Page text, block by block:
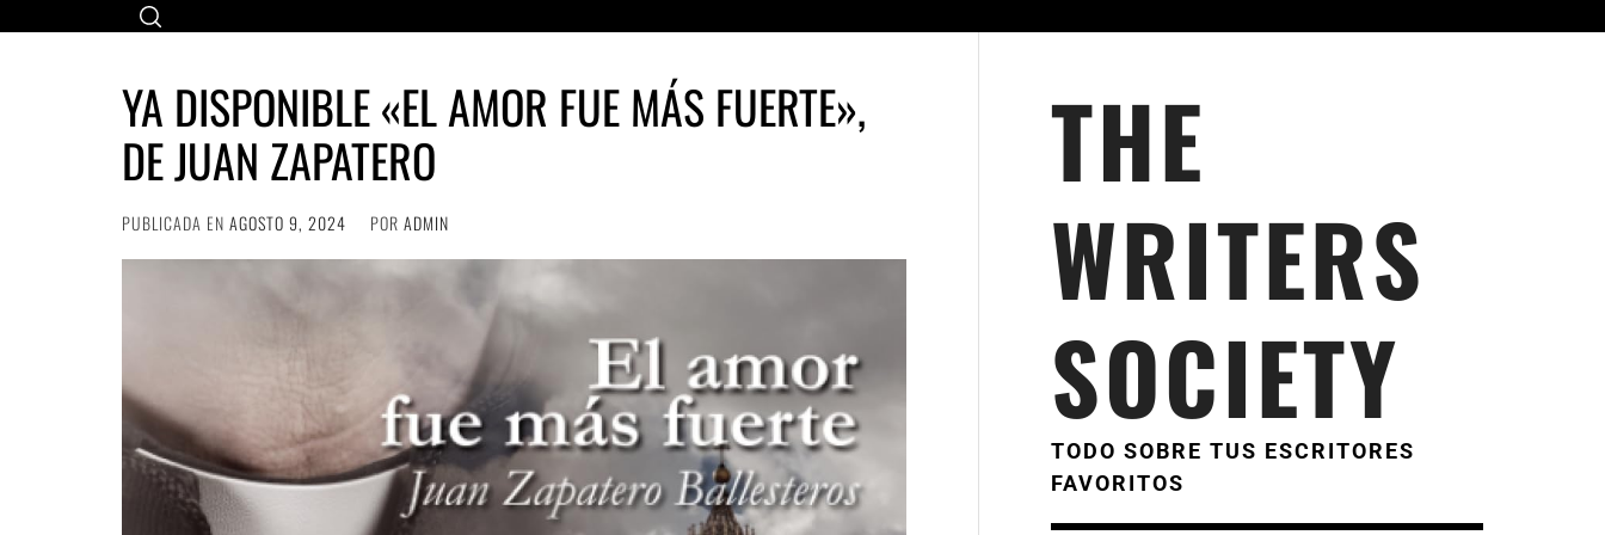
YA DISPONIBLE «EL AMOR FUE MÁS FUERTE»,
DE JUAN ZAPATERO
PUBLICADA EN AGOSTO 9, 2024 POR ADMIN
THE
WRITERS
SOCIETY
TODO SOBRE TUS ESCRITORES
FAVORITOS